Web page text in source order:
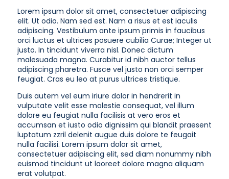
Lorem ipsum dolor sit amet, consectetuer adipiscing
elit. Ut odio. Nam sed est. Nam a risus et est iaculis
adipiscing. Vestibulum ante ipsum primis in faucibus
orci luctus et ultrices posuere cubilia Curae; Integer ut
justo. In tincidunt viverra nisl. Donec dictum
malesuada magna. Curabitur id nibh auctor tellus
adipiscing pharetra. Fusce vel justo non orci semper
feugiat. Cras eu leo at purus ultrices tristique.
Duis autem vel eum iriure dolor in hendrerit in
vulputate velit esse molestie consequat, vel illum
dolore eu feugiat nulla facilisis at vero eros et
accumsan et iusto odio dignissim qui blandit praesent
luptatum zzril delenit augue duis dolore te feugait
nulla facilisi. Lorem ipsum dolor sit amet,
consectetuer adipiscing elit, sed diam nonummy nibh
euismod tincidunt ut laoreet dolore magna aliquam
erat volutpat.